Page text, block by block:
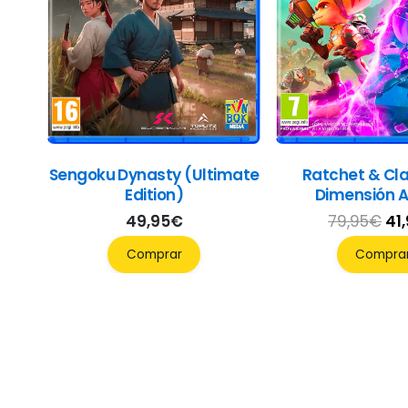
Sengoku Dynasty (Ultimate
Edition)
49,95€
Comprar
Ratchet &
Dimensión
79,95€ El